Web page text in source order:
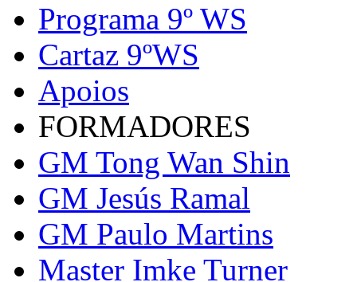
Programa 9º WS
Cartaz 9ºWS
Apoios
FORMADORES
GM Tong Wan Shin
GM Jesús Ramal
GM Paulo Martins
Master Imke Turner